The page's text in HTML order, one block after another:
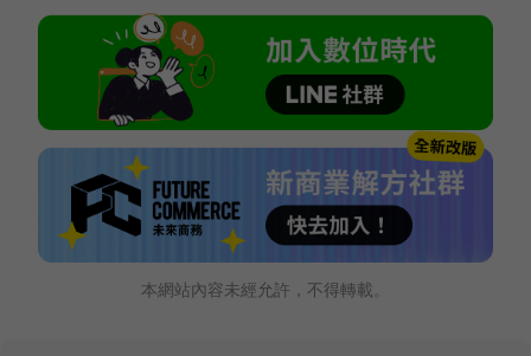
本網站內容未經允許，不得轉載。